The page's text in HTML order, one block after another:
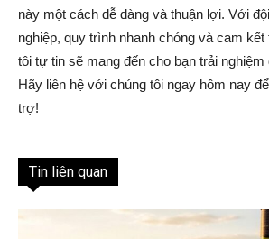
này một cách dễ dàng và thuận lợi. Với
nghiệp, quy trình nhanh chóng và cam
tôi tự tin sẽ mang đến cho bạn trải nghiệm
Hãy liên hệ với chúng tôi ngay hôm nay
trợ!
Tin liên quan